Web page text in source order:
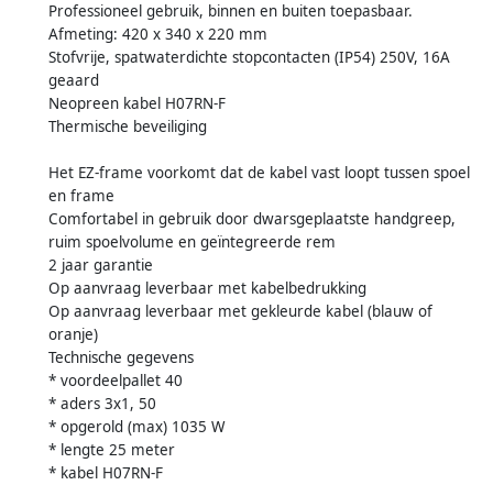
Professioneel gebruik, binnen en buiten toepasbaar.
Afmeting: 420 x 340 x 220 mm
Stofvrije, spatwaterdichte stopcontacten (IP54) 250V, 16A
geaard
Neopreen kabel H07RN-F
Thermische beveiliging
Het EZ-frame voorkomt dat de kabel vast loopt tussen spoel
en frame
Comfortabel in gebruik door dwarsgeplaatste handgreep,
ruim spoelvolume en geïntegreerde rem
2 jaar garantie
Op aanvraag leverbaar met kabelbedrukking
Op aanvraag leverbaar met gekleurde kabel (blauw of
oranje)
Technische gegevens
* voordeelpallet 40
* aders 3x1, 50
* opgerold (max) 1035 W
* lengte 25 meter
* kabel H07RN-F